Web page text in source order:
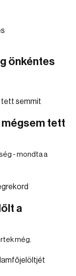
önkéntes
mégsem tett
- mondta a
a
még.